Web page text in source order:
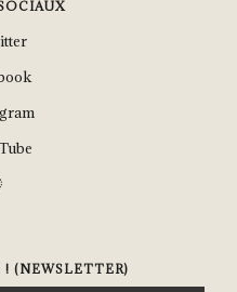
! (NEWSLETTER)